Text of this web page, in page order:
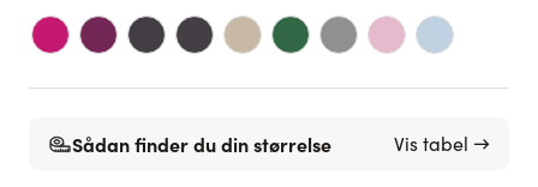
Sådan finder du din størrelse Vis tabel →